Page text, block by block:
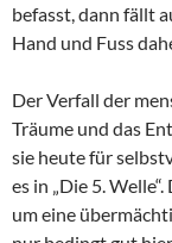
befasst, dann fällt
Hand und Fuss
Der Verfall der
Träume und das
sie heute für
es in „Die 5.
um eine